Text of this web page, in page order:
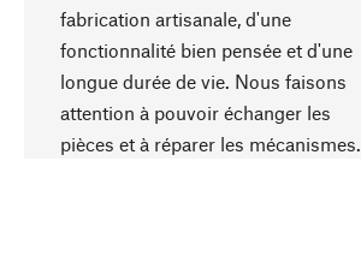
fabrication artisanale, d'une
fonctionnalité bien pensée et d'une
longue durée de vie. Nous faisons
attention à pouvoir échanger les
pièces et à réparer les mécanismes.